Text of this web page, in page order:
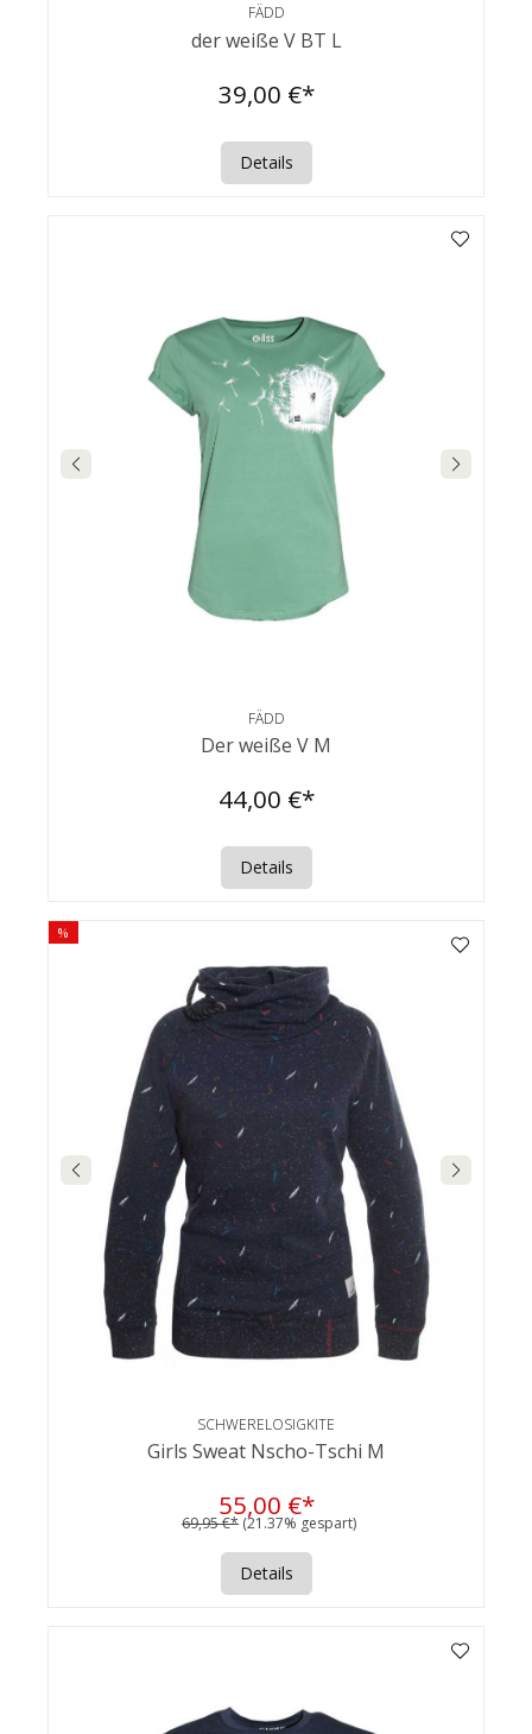
FÄDD
der weiße V BT L
39,00 €*
Details
FÄDD
Der weiße V M
44,00 €*
Details
%
SCHWERELOSIGKITE
Girls Sweat Nscho-Tschi M
55,00 €*
69,95 €* (21.37% gespart)
Details